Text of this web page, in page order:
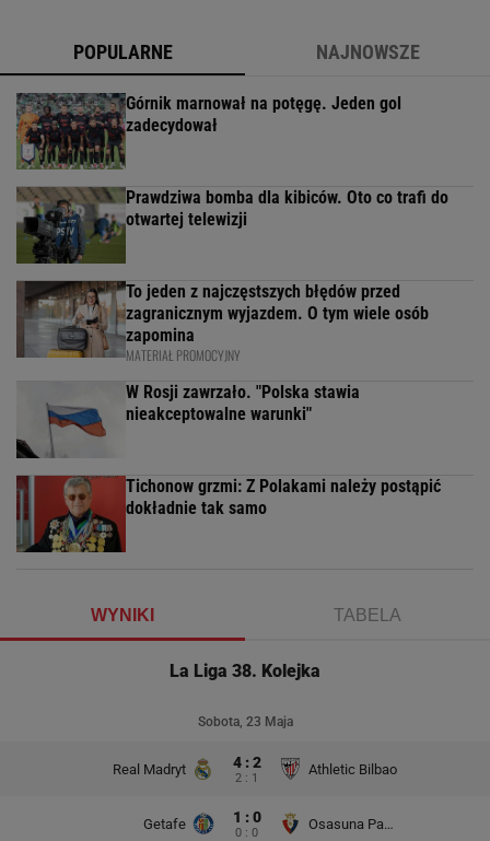
POPULARNE NAJNOWSZE
Górnik marnował na potęgę. Jeden gol
zadecydował
Prawdziwa bomba dla kibiców. Oto co trafi do
otwartej telewizji
To jeden z najczęstszych błędów przed
zagranicznym wyjazdem. O tym wiele osób
zapomina
MATERIAŁ PROMOCYJNY
W Rosji zawrzało. "Polska stawia
nieakceptowalne warunki"
Tichonow grzmi: Z Polakami należy postąpić
dokładnie tak samo
WYNIKI TABELA
La Liga 38. Kolejka
Sobota, 23 Maja
Real Madryt 4 : 2
2 : 1
Athletic Bilbao
Getafe 1 : 0
0 : 0
Osasuna Pampeluna